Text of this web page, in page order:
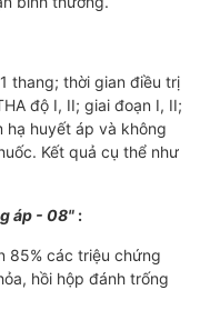
thang; thời gian điều trị
độ I, II; giai đoạn I, II;
huyết áp và không
Kết quả cụ thể như
áp - 08" :
85% các triệu chứng
hồi hộp đánh trống